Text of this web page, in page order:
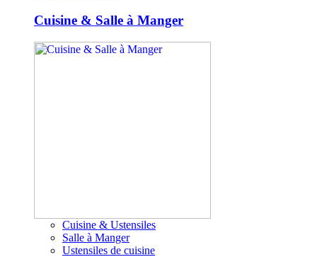
Cuisine & Salle à Manger
Cuisine & Ustensiles
Salle à Manger
Ustensiles de cuisine